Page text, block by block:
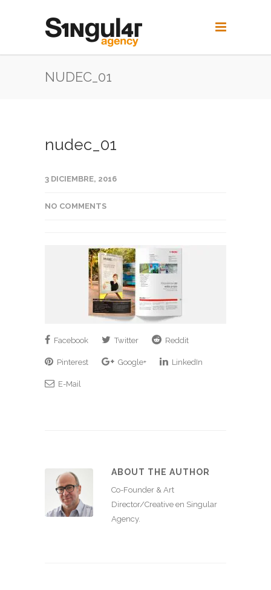
NUDEC_01
nudec_01
3 DICIEMBRE, 2016
NO COMMENTS
Facebook Twitter Reddit
Pinterest Google+ LinkedIn
E-Mail
ABOUT THE AUTHOR
Co-Founder & Art
Director/Creative en Singular
Agency.